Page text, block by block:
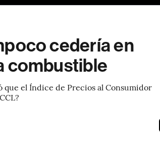
cedería en
combustible
que el Índice de Precios al Consumidor